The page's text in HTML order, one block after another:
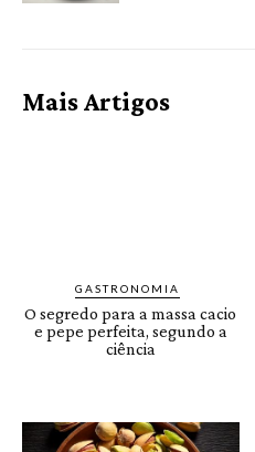
Mais Artigos
GASTRONOMIA
O segredo para a massa cacio
e pepe perfeita, segundo a
ciência